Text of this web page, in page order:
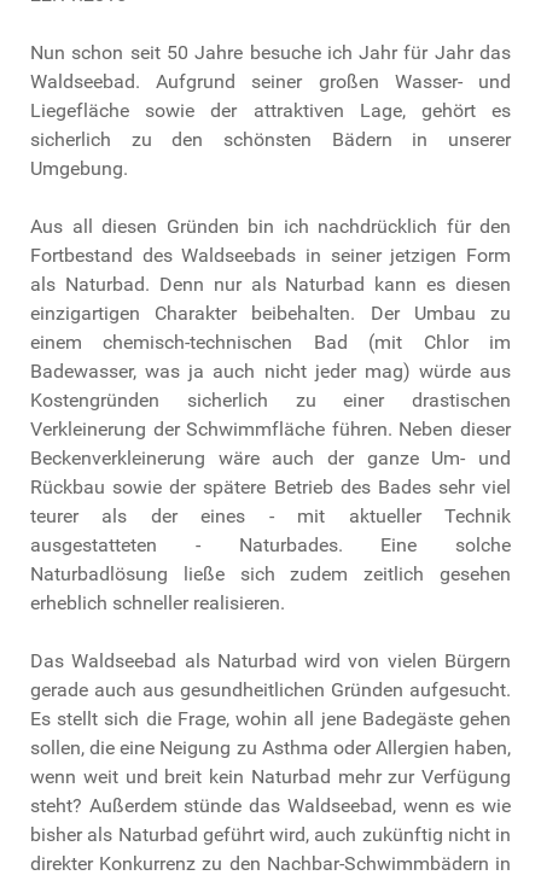
Nun schon seit 50 Jahre besuche ich Jahr für Jahr das
Waldseebad. Aufgrund seiner großen Wasser- und
Liegefläche sowie der attraktiven Lage, gehört es
sicherlich zu den schönsten Bädern in unserer
Umgebung.
Aus all diesen Gründen bin ich nachdrücklich für den
Fortbestand des Waldseebads in seiner jetzigen Form
als Naturbad. Denn nur als Naturbad kann es diesen
einzigartigen Charakter beibehalten. Der Umbau zu
einem chemisch-technischen Bad (mit Chlor im
Badewasser, was ja auch nicht jeder mag) würde aus
Kostengründen sicherlich zu einer drastischen
Verkleinerung der Schwimmfläche führen. Neben dieser
Beckenverkleinerung wäre auch der ganze Um- und
Rückbau sowie der spätere Betrieb des Bades sehr viel
teurer als der eines - mit aktueller Technik
ausgestatteten - Naturbades. Eine solche
Naturbadlösung ließe sich zudem zeitlich gesehen
erheblich schneller realisieren.
Das Waldseebad als Naturbad wird von vielen Bürgern
gerade auch aus gesundheitlichen Gründen aufgesucht.
Es stellt sich die Frage, wohin all jene Badegäste gehen
sollen, die eine Neigung zu Asthma oder Allergien haben,
wenn weit und breit kein Naturbad mehr zur Verfügung
steht? Außerdem stünde das Waldseebad, wenn es wie
bisher als Naturbad geführt wird, auch zukünftig nicht in
direkter Konkurrenz zu den Nachbar-Schwimmbädern in